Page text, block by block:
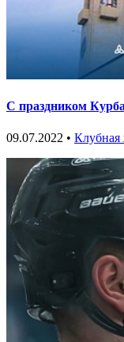
С праздником
09.07.2022 • Клубная